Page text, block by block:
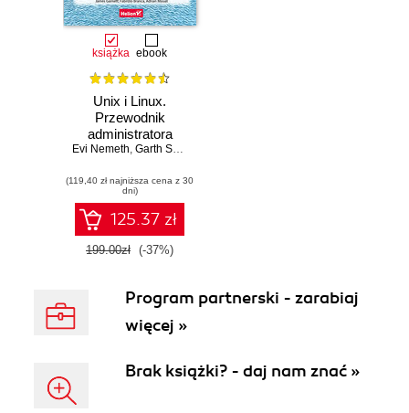
książka ebook
Unix i Linux.
Przewodnik
administratora
systemów.
Evi Nemeth, Garth Snyder
(119,40 zł najniższa cena z 30
dni)
125.37 zł
199.00zł (-37%)
Program partnerski - zarabiaj
więcej »
Brak książki? - daj nam znać »